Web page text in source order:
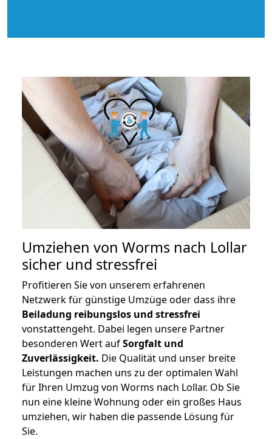
Umziehen von Worms nach Lollar
sicher und stressfrei
Profitieren Sie von unserem erfahrenen
Netzwerk für günstige Umzüge oder dass ihre
Beiladung reibungslos und stressfrei
vonstattengeht. Dabei legen unsere Partner
besonderen Wert aufSorgfalt und
Zuverlässigkeit. Die Qualität und unser breite
Leistungen machen uns zu der optimalen Wahl
für Ihren Umzug von Worms nach Lollar. Ob Sie
nun eine kleine Wohnung oder ein großes Haus
umziehen, wir haben die passende Lösung für
Sie.